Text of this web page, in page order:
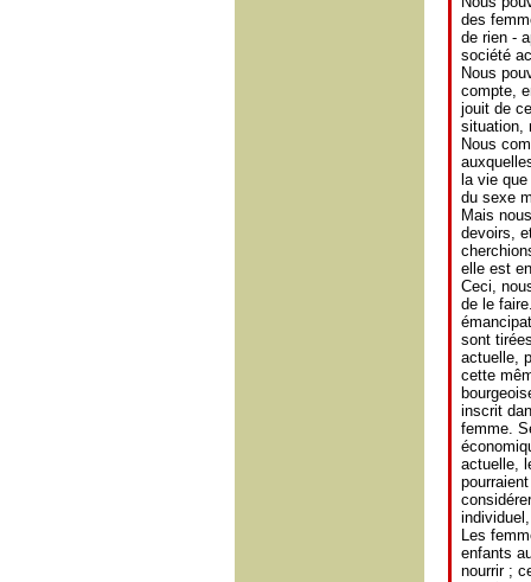
des
de rien -
société
Nous
compte,
jouit de
situation,
Nous
la vie
du sexe
Mais
devoirs,
elle est
Ceci,
de le
sont
actuelle,
cette
inscrit
femme.
actuelle,
Les
enfants
nourrir ;